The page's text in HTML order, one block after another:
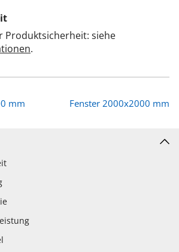
Produktsicherheit: siehe
.
mm Fenster 2000x2000 mm